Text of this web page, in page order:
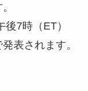
7時（ET）
表されます。